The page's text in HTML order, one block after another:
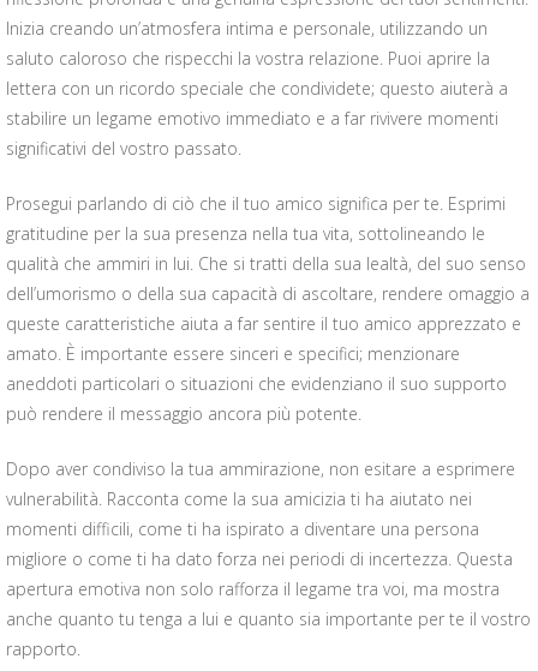
Inizia creando un’atmosfera intima e personale, utilizzando un
saluto caloroso che rispecchi la vostra relazione. Puoi aprire la
lettera con un ricordo speciale che condividete; questo aiuterà a
stabilire un legame emotivo immediato e a far rivivere momenti
significativi del vostro passato.
Prosegui parlando di ciò che il tuo amico significa per te. Esprimi
gratitudine per la sua presenza nella tua vita, sottolineando le
qualità che ammiri in lui. Che si tratti della sua lealtà, del suo senso
dell’umorismo o della sua capacità di ascoltare, rendere omaggio a
queste caratteristiche aiuta a far sentire il tuo amico apprezzato e
amato. È importante essere sinceri e specifici; menzionare
aneddoti particolari o situazioni che evidenziano il suo supporto
può rendere il messaggio ancora più potente.
Dopo aver condiviso la tua ammirazione, non esitare a esprimere
vulnerabilità. Racconta come la sua amicizia ti ha aiutato nei
momenti difficili, come ti ha ispirato a diventare una persona
migliore o come ti ha dato forza nei periodi di incertezza. Questa
apertura emotiva non solo rafforza il legame tra voi, ma mostra
anche quanto tu tenga a lui e quanto sia importante per te il vostro
rapporto.